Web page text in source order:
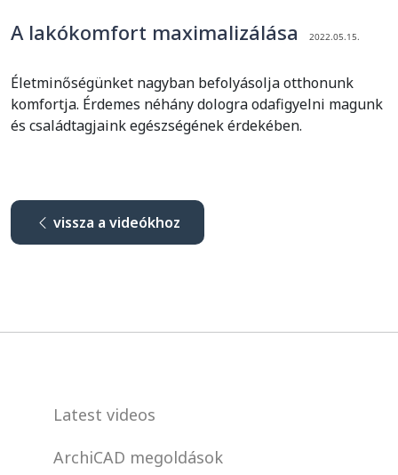
A lakókomfort maximalizálása 2022.05.15.
Életminőségünket nagyban befolyásolja otthonunk
komfortja. Érdemes néhány dologra odafigyelni magunk
és családtagjaink egészségének érdekében.
vissza a videókhoz
Latest videos
ArchiCAD megoldások